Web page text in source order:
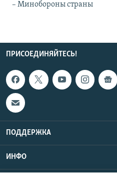
– Минобороны страны
ПРИСОЕДИНЯЙТЕСЬ!
ПОДДЕРЖКА
ИНФО